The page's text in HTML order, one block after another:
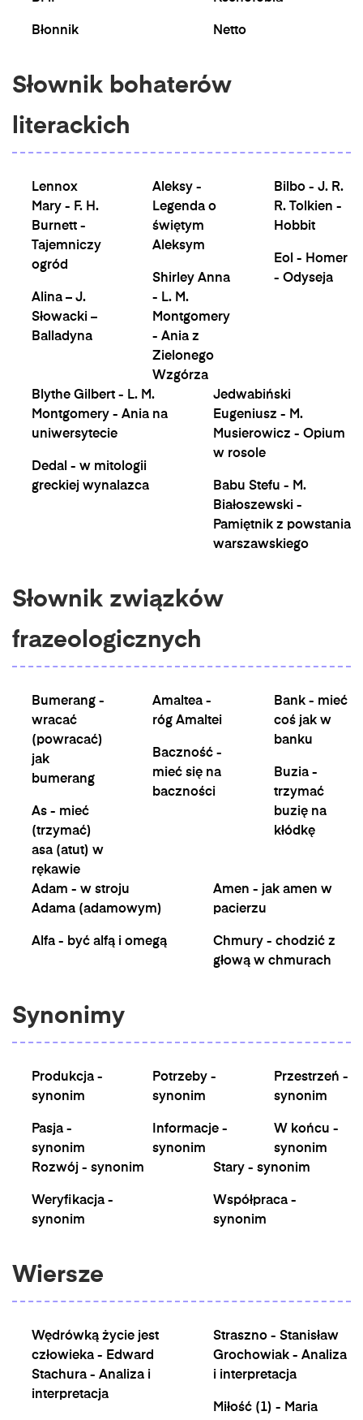
Błonnik Netto
Słownik bohaterów
literackich
Lennox
Mary - F. H.
Burnett -
Tajemniczy
ogród
Alina – J.
Słowacki –
Balladyna
Aleksy -
Legenda o
świętym
Aleksym
Shirley Anna
- L. M.
Montgomery
- Ania z
Zielonego
Wzgórza
Bilbo - J. R.
R. Tolkien -
Hobbit
Eol - Homer
- Odyseja
Blythe Gilbert - L. M.
Montgomery - Ania na
uniwersytecie
Dedal - w mitologii
greckiej wynalazca
Jedwabiński
Eugeniusz - M.
Musierowicz - Opium
w rosole
Babu Stefu - M.
Białoszewski -
Pamiętnik z powstania
warszawskiego
Słownik związków
frazeologicznych
Bumerang -
wracać
(powracać)
jak
bumerang
As - mieć
(trzymać)
asa (atut) w
rękawie
Amaltea -
róg Amaltei
Baczność -
mieć się na
baczności
Bank - mieć
coś jak w
banku
Buzia -
trzymać
buzię na
kłódkę
Adam - w stroju
Adama (adamowym)
Alfa - być alfą i omegą
Amen - jak amen w
pacierzu
Chmury - chodzić z
głową w chmurach
Synonimy
Produkcja -
synonim
Pasja -
synonim
Potrzeby -
synonim
Informacje -
synonim
Przestrzeń -
synonim
W końcu -
synonim
Rozwój - synonim
Weryfikacja -
synonim
Stary - synonim
Współpraca -
synonim
Wiersze
Wędrówką życie jest
człowieka - Edward
Stachura - Analiza i
interpretacja
Straszno - Stanisław
Grochowiak - Analiza
i interpretacja
Miłość (1) - Maria